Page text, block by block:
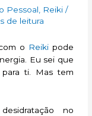
Pessoal, Reiki /
de leitura
o Reikipode
Eu sei que
ti. Mas tem
no